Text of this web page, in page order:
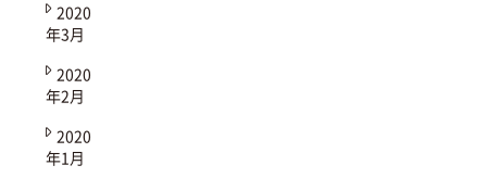
2020
年3月
2020
年2月
2020
年1月